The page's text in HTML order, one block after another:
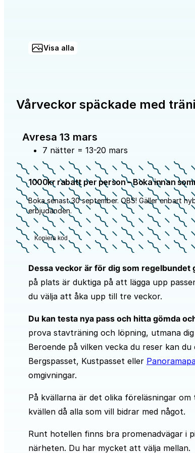
Visa alla
Vårveckor späckade med
Avresa 13 mars
7 nätter = 13-20 mars
1000kr rabatt per person – Boka innan
Boka senast 30 september. OBS! Gäller enbart
erbjudanden.
Kopiera kod
Dessa veckor är för dig som regelbundet
på plats är duktiga på att lägga upp
du välja att åka upp till tre veckor.
Du kan testa nya pass och hitta gömda
prova stavträning och löpning, utmana
Beroende på vilken vecka du reser kan
Bergspasset, Kustpasset eller
omgivningar.
På kvällarna är det olika föreläsningar
kvällen då alla som vill bidrar med något.
Runt hotellen finns bra promenadvägar i
närheten. Du har mycket att välja mellan.